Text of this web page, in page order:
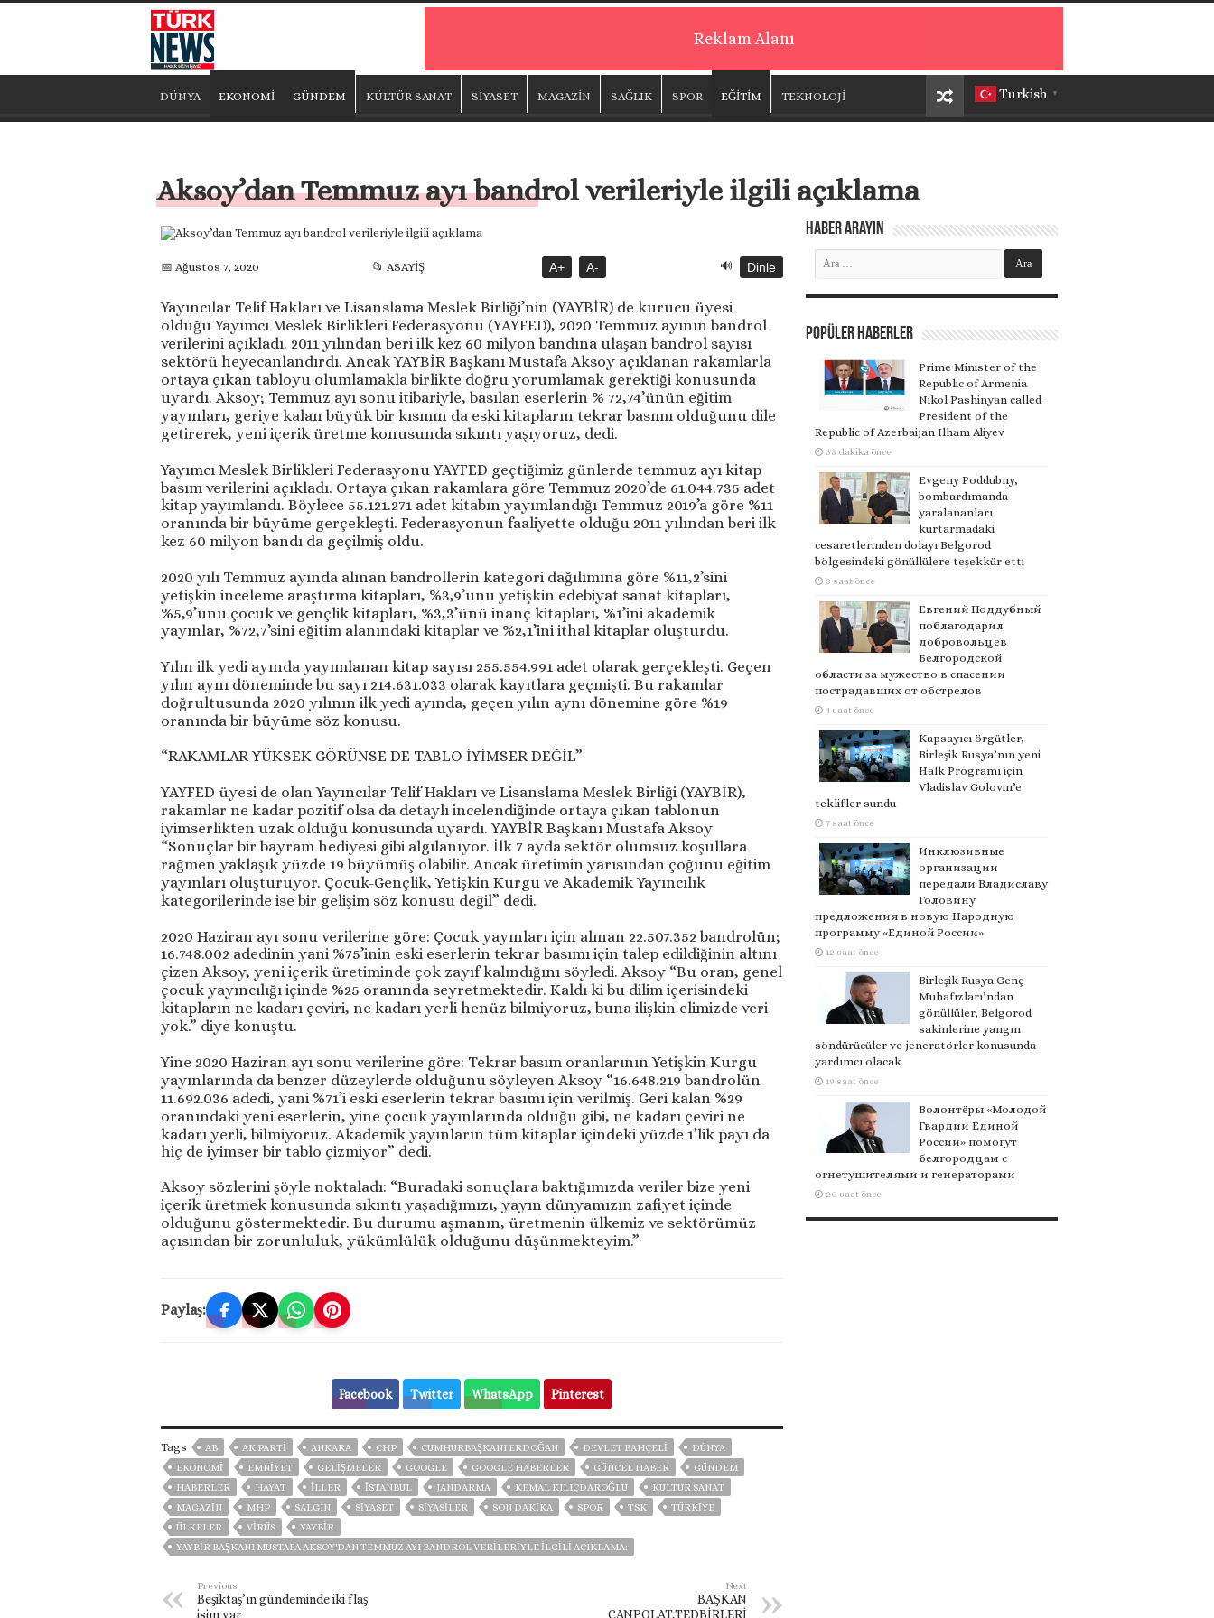
Reklam Alanı
Turkish ▼
DÜNYA EKONOMİ GÜNDEM KÜLTÜR SANAT SİYASET MAGAZİN SAĞLIK SPOR EĞİTİM TEKNOLOJİ
Aksoy’dan Temmuz ayı bandrol verileriyle ilgili açıklama
📅 Ağustos 7, 2020 📂 ASAYİŞ A+ A- 🔊 Dinle
Yayıncılar Telif Hakları ve Lisanslama Meslek Birliği’nin (YAYBİR) de kurucu üyesi
olduğu Yayımcı Meslek Birlikleri Federasyonu (YAYFED), 2020 Temmuz ayının bandrol
verilerini açıkladı. 2011 yılından beri ilk kez 60 milyon bandına ulaşan bandrol sayısı
sektörü heyecanlandırdı. Ancak YAYBİR Başkanı Mustafa Aksoy açıklanan rakamlarla
ortaya çıkan tabloyu olumlamakla birlikte doğru yorumlamak gerektiği konusunda
uyardı. Aksoy; Temmuz ayı sonu itibariyle, basılan eserlerin % 72,74’ünün eğitim
yayınları, geriye kalan büyük bir kısmın da eski kitapların tekrar basımı olduğunu dile
getirerek, yeni içerik üretme konusunda sıkıntı yaşıyoruz, dedi.
Yayımcı Meslek Birlikleri Federasyonu YAYFED geçtiğimiz günlerde temmuz ayı kitap
basım verilerini açıkladı. Ortaya çıkan rakamlara göre Temmuz 2020’de 61.044.735 adet
kitap yayımlandı. Böylece 55.121.271 adet kitabın yayımlandığı Temmuz 2019’a göre %11
oranında bir büyüme gerçekleşti. Federasyonun faaliyette olduğu 2011 yılından beri ilk
kez 60 milyon bandı da geçilmiş oldu.
2020 yılı Temmuz ayında alınan bandrollerin kategori dağılımına göre %11,2’sini
yetişkin inceleme araştırma kitapları, %3,9’unu yetişkin edebiyat sanat kitapları,
%5,9’unu çocuk ve gençlik kitapları, %3,3’ünü inanç kitapları, %1’ini akademik
yayınlar, %72,7’sini eğitim alanındaki kitaplar ve %2,1’ini ithal kitaplar oluşturdu.
Yılın ilk yedi ayında yayımlanan kitap sayısı 255.554.991 adet olarak gerçekleşti. Geçen
yılın aynı döneminde bu sayı 214.631.033 olarak kayıtlara geçmişti. Bu rakamlar
doğrultusunda 2020 yılının ilk yedi ayında, geçen yılın aynı dönemine göre %19
oranında bir büyüme söz konusu.
“RAKAMLAR YÜKSEK GÖRÜNSE DE TABLO İYİMSER DEĞİL”
YAYFED üyesi de olan Yayıncılar Telif Hakları ve Lisanslama Meslek Birliği (YAYBİR),
rakamlar ne kadar pozitif olsa da detaylı incelendiğinde ortaya çıkan tablonun
iyimserlikten uzak olduğu konusunda uyardı. YAYBİR Başkanı Mustafa Aksoy
“Sonuçlar bir bayram hediyesi gibi algılanıyor. İlk 7 ayda sektör olumsuz koşullara
rağmen yaklaşık yüzde 19 büyümüş olabilir. Ancak üretimin yarısından çoğunu eğitim
yayınları oluşturuyor. Çocuk-Gençlik, Yetişkin Kurgu ve Akademik Yayıncılık
kategorilerinde ise bir gelişim söz konusu değil” dedi.
2020 Haziran ayı sonu verilerine göre: Çocuk yayınları için alınan 22.507.352 bandrolün;
16.748.002 adedinin yani %75’inin eski eserlerin tekrar basımı için talep edildiğinin altını
çizen Aksoy, yeni içerik üretiminde çok zayıf kalındığını söyledi. Aksoy “Bu oran, genel
çocuk yayıncılığı içinde %25 oranında seyretmektedir. Kaldı ki bu dilim içerisindeki
kitapların ne kadarı çeviri, ne kadarı yerli henüz bilmiyoruz, buna ilişkin elimizde veri
yok.” diye konuştu.
Yine 2020 Haziran ayı sonu verilerine göre: Tekrar basım oranlarının Yetişkin Kurgu
yayınlarında da benzer düzeylerde olduğunu söyleyen Aksoy “16.648.219 bandrolün
11.692.036 adedi, yani %71’i eski eserlerin tekrar basımı için verilmiş. Geri kalan %29
oranındaki yeni eserlerin, yine çocuk yayınlarında olduğu gibi, ne kadarı çeviri ne
kadarı yerli, bilmiyoruz. Akademik yayınların tüm kitaplar içindeki yüzde 1’lik payı da
hiç de iyimser bir tablo çizmiyor” dedi.
Aksoy sözlerini şöyle noktaladı: “Buradaki sonuçlara baktığımızda veriler bize yeni
içerik üretmek konusunda sıkıntı yaşadığımızı, yayın dünyamızın zafiyet içinde
olduğunu göstermektedir. Bu durumu aşmanın, üretmenin ülkemiz ve sektörümüz
açısından bir zorunluluk, yükümlülük olduğunu düşünmekteyim.”
Paylaş:
Facebook Twitter WhatsApp Pinterest
Tags AB AK PARTİ ANKARA CHP CUMHURBAŞKANI ERDOĞAN DEVLET BAHÇELİ
DÜNYA
EKONOMİ
EMNİYET GELIŞMELER GOOGLE GOOGLE HABERLER GÜNCEL HABER
GÜNDEM
HABERLER
HAYAT İLLER ISTANBUL JANDARMA KEMAL KILIÇDAROĞLU
KÜLTÜR SANAT
MAGAZİN
MHP SALGIN SİYASET SİYASİLER SON DAKIKA SPOR TSK
TÜRKİYE
ÜLKELER
VIRÜS
YAYBİR
YAYBİR BAŞKANI MUSTAFA AKSOY'DAN TEMMUZ AYI BANDROL VERILERIYLE ILGILI AÇIKLAMA:
Previous
Beşiktaş’ın gündeminde iki flaş
isim var
Next
BAŞKAN
CANPOLAT,TEDBİRLERİ
Haber Arayın
Popüler Haberler
Prime Minister of the
Republic of Armenia
Nikol Pashinyan called
President of the
Republic of Azerbaijan Ilham Aliyev
33 dakika önce
Evgeny Poddubny,
bombardımanda
yaralananları
kurtarmadaki
cesaretlerinden dolayı Belgorod
bölgesindeki gönüllülere teşekkür etti
3 saat önce
Евгений Поддубный
поблагодарил
добровольцев
Белгородской
области за мужество в спасении
пострадавших от обстрелов
4 saat önce
Kapsayıcı örgütler,
Birleşik Rusya’nın yeni
Halk Programı için
Vladislav Golovin’e
teklifler sundu
7 saat önce
Инклюзивные
организации
передали Владиславу
Головину
предложения в новую Народную
программу «Единой России»
12 saat önce
Birleşik Rusya Genç
Muhafızları’ndan
gönüllüler, Belgorod
sakinlerine yangın
söndürücüler ve jeneratörler konusunda
yardımcı olacak
19 saat önce
Волонтёры «Молодой
Гвардии Единой
России» помогут
белгородцам с
огнетушителями и генераторами
20 saat önce